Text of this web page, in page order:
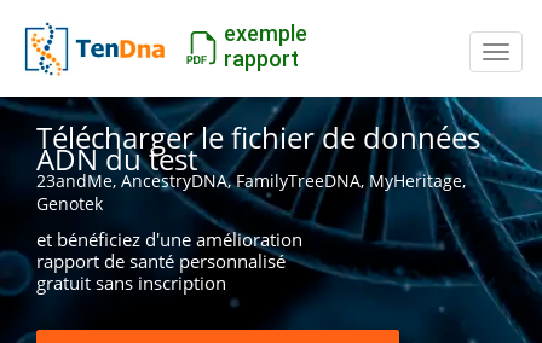
exemple
rapport
Télécharger le fichier de données
ADN du test
23andMe, AncestryDNA, FamilyTreeDNA, MyHeritage,
Genotek
et bénéficiez d'une amélioration
rapport de santé personnalisé
gratuit sans inscription